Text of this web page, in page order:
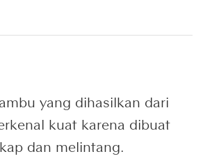
yang dihasilkan dari
kuat karena dibuat
dan melintang.